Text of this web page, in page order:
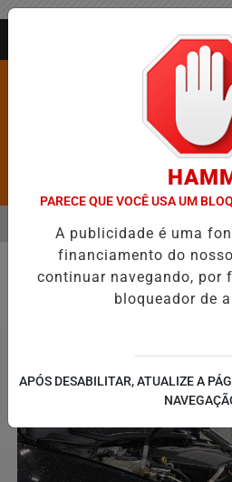
Pesquisar Notícia
É CONFIRMADA NO DIA DO
EM ALTA
Economia
PARECE QUE VOCÊ USA UM
A publicidade é uma
financiamento do
continuar navegando, por
bloqueador de
APÓS DESABILITAR, ATUALIZE A